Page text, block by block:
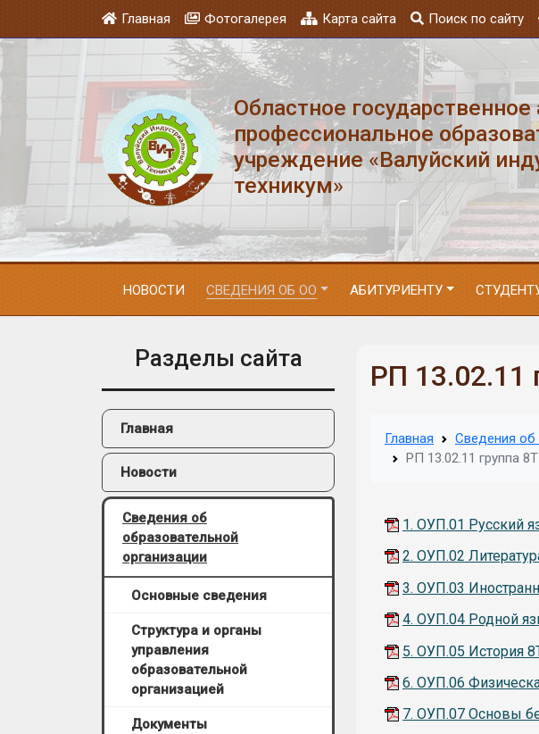
Главная Фотогалерея Карта сайта Поиск по сайту
Областное
профессиональное
учреждение «Валуйский
техникум»
НОВОСТИ СВЕДЕНИЯ ОБ ОО АБИТУРИЕНТУ
Разделы сайта
Главная
Новости
Сведения об
образовательной
организации
Основные сведения
Структура и органы
управления
образовательной
организацией
Документы
РП 13.02.11
Главная Сведения об
РП 13.02.11 группа
1. ОУП.01 Русский
2. ОУП.02
3. ОУП.03
4. ОУП.04 Родной
5. ОУП.05 История
6. ОУП.06
7. ОУП.07 Основы